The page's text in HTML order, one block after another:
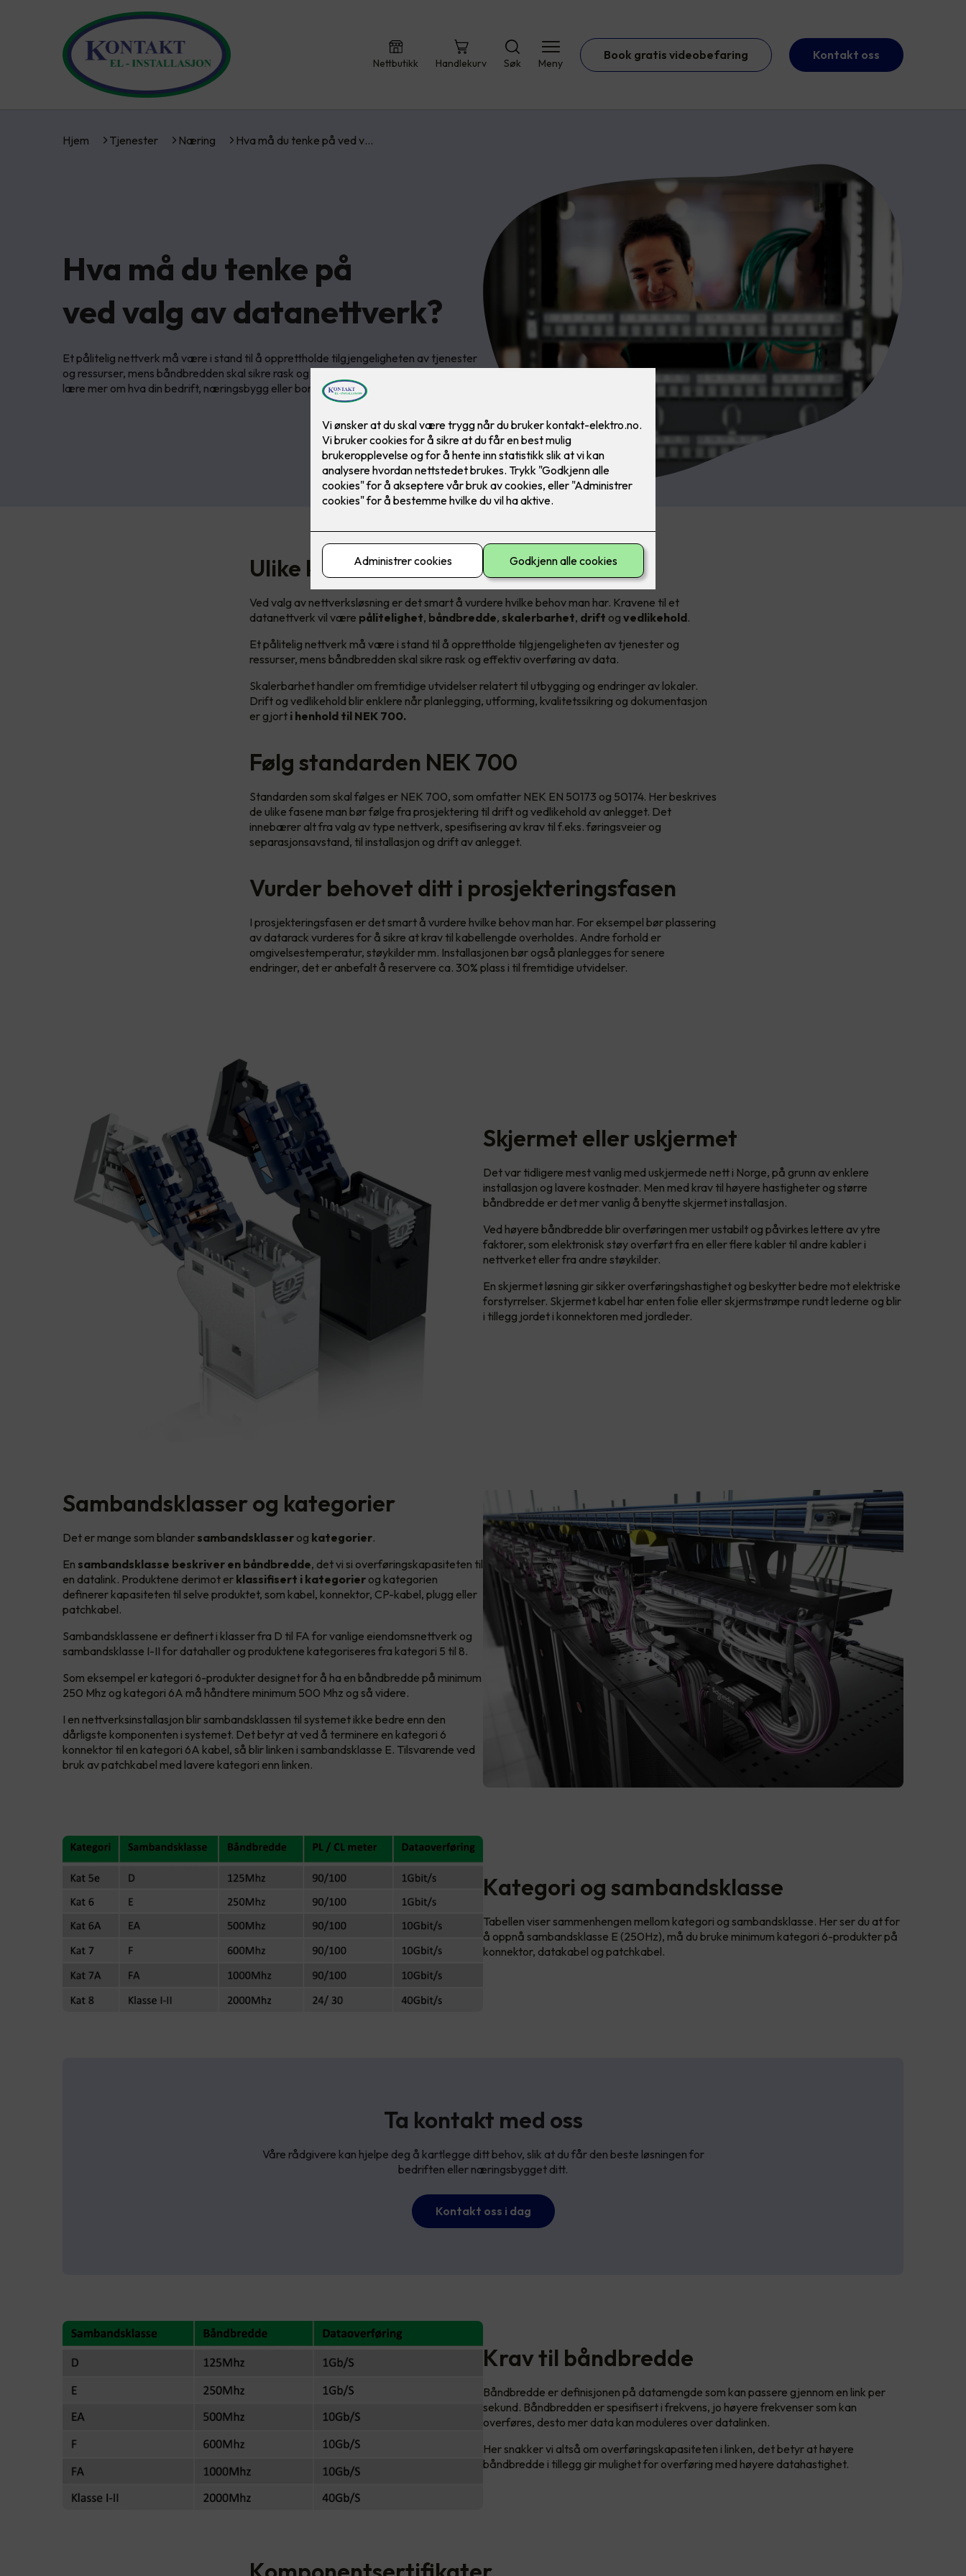
Nettbutikk Handlekurv Søk Meny
Book gratis videobefaring Kontakt oss
Hjem Tjenester Næring Hva må du tenke på ved v…
Hva må du tenke på
ved valg av datanettverk?
Et pålitelig nettverk må være i stand til å opprettholde tilgjengeligheten av tjenester
og ressurser, mens båndbredden skal sikre rask og effektiv overføring av data. Vil du
lære mer om hva din bedrift, næringsbygg eller borettslag har behov for?
Ulike krav til et datanettverk
Ved valg av nettverksløsning er det smart å vurdere hvilke behov man har. Kravene til et
datanettverk vil være pålitelighet, båndbredde, skalerbarhet, drift og vedlikehold.
Et pålitelig nettverk må være i stand til å opprettholde tilgjengeligheten av tjenester og
ressurser, mens båndbredden skal sikre rask og effektiv overføring av data.
Skalerbarhet handler om fremtidige utvidelser relatert til utbygging og endringer av lokaler.
Drift og vedlikehold blir enklere når planlegging, utforming, kvalitetssikring og dokumentasjon
er gjort i henhold til NEK 700.
Følg standarden NEK 700
Standarden som skal følges er NEK 700, som omfatter NEK EN 50173 og 50174. Her beskrives
de ulike fasene man bør følge fra prosjektering til drift og vedlikehold av anlegget. Det
innebærer alt fra valg av type nettverk, spesifisering av krav til f.eks. føringsveier og
separasjonsavstand, til installasjon og drift av anlegget.
Vurder behovet ditt i prosjekteringsfasen
I prosjekteringsfasen er det smart å vurdere hvilke behov man har. For eksempel bør plassering
av datarack vurderes for å sikre at krav til kabellengde overholdes. Andre forhold er
omgivelsestemperatur, støykilder mm. Installasjonen bør også planlegges for senere
endringer, det er anbefalt å reservere ca. 30% plass i til fremtidige utvidelser.
Skjermet eller uskjermet
Det var tidligere mest vanlig med uskjermede nett i Norge, på grunn av enklere
installasjon og lavere kostnader. Men med krav til høyere hastigheter og større
båndbredde er det mer vanlig å benytte skjermet installasjon.
Ved høyere båndbredde blir overføringen mer ustabilt og påvirkes lettere av ytre
faktorer, som elektronisk støy overført fra en eller flere kabler til andre kabler i
nettverket eller fra andre støykilder.
En skjermet løsning gir sikker overføringshastighet og beskytter bedre mot elektriske
forstyrrelser. Skjermet kabel har enten folie eller skjermstrømpe rundt lederne og blir
i tillegg jordet i konnektoren med jordleder.
Sambandsklasser og kategorier
Det er mange som blander sambandsklasser og kategorier.
En sambandsklasse beskriver en båndbredde, det vi si overføringskapasiteten til
en datalink. Produktene derimot er klassifisert i kategorier og kategorien
definerer kapasiteten til selve produktet, som kabel, konnektor, CP-kabel, plugg eller
patchkabel.
Sambandsklassene er definert i klasser fra D til FA for vanlige eiendomsnettverk og
sambandsklasse I-II for datahaller og produktene kategoriseres fra kategori 5 til 8.
Som eksempel er kategori 6-produkter designet for å ha en båndbredde på minimum
250 Mhz og kategori 6A må håndtere minimum 500 Mhz og så videre.
I en nettverksinstallasjon blir sambandsklassen til systemet ikke bedre enn den
dårligste komponenten i systemet. Det betyr at ved å terminere en kategori 6
konnektor til en kategori 6A kabel, så blir linken i sambandsklasse E. Tilsvarende ved
bruk av patchkabel med lavere kategori enn linken.
Kategori og sambandsklasse
Tabellen viser sammenhengen mellom kategori og sambandsklasse. Her ser du at for
å oppnå sambandsklasse E (250Hz), må du bruke minimum kategori 6-produkter på
konnektor, datakabel og patchkabel.
Ta kontakt med oss
Våre rådgivere kan hjelpe deg å kartlegge ditt behov, slik at du får den beste løsningen for
bedriften eller næringsbygget ditt.
Kontakt oss i dag
Krav til båndbredde
Båndbredde er definisjonen på datamengde som kan passere gjennom en link per
sekund. Båndbredden er spesifisert i frekvens, jo høyere frekvenser som kan
overføres, desto mer data kan moduleres over datalinken.
Her snakker vi altså om overføringskapasiteten i linken, det betyr at høyere
båndbredde i tillegg gir mulighet for overføring med høyere datahastighet.